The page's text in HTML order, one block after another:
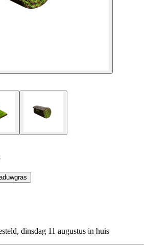
dinsdag 11 augustus in huis